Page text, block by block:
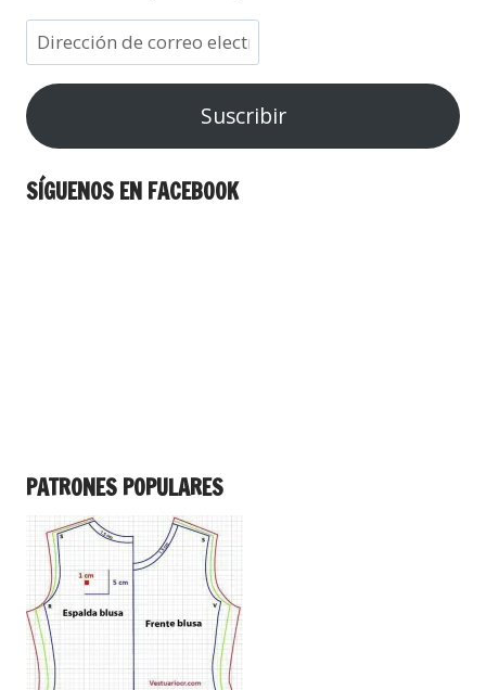
Suscribir
SÍGUENOS EN FACEBOOK
PATRONES POPULARES